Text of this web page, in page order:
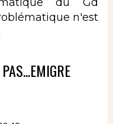
n'est